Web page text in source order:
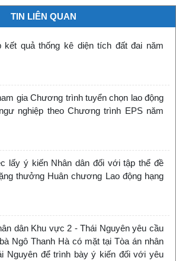
TIN LIÊN QUAN
kết quả thống kê diện tích đất đai năm
gia Chương trình tuyển chọn lao động
nghiệp theo Chương trình EPS năm
lấy ý kiến Nhân dân đối với tập thể đề
thưởng Huân chương Lao động hạng
dân Khu vực 2 - Thái Nguyên yêu cầu
Ngô Thanh Hà có mặt tại Tòa án nhân
Nguyên để trình bày ý kiến đối với yêu